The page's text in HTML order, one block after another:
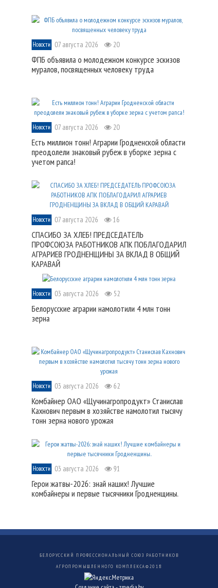
Новости 07 августа 2026 20
ФПБ объявила о молодежном конкурсе эскизов
муралов, посвященных человеку труда
Новости 07 августа 2026 20
Есть миллион тонн! Аграрии Гродненской области
преодолели знаковый рубеж в уборке зерна с
учетом рапса!
Новости 07 августа 2026 16
СПАСИБО ЗА ХЛЕБ! ПРЕДСЕДАТЕЛЬ
ПРОФСОЮЗА РАБОТНИКОВ АПК ПОБЛАГОДАРИЛ
АГРАРИЕВ ГРОДНЕНЩИНЫ ЗА ВКЛАД В ОБЩИЙ
КАРАВАЙ
Новости 03 августа 2026 52
Белорусские аграрии намолотили 4 млн тонн
зерна
Новости 03 августа 2026 62
Комбайнер ОАО «Щучинагропродукт» Станислав
Кахнович первым в хозяйстве намолотил тысячу
тонн зерна нового урожая
Новости 03 августа 2026 91
Герои жатвы-2026: знай наших! Лучшие
комбайнеры и первые тысячники Гродненщины.
БЕЛОРУССКИЙ ПРОФЕССИОНАЛЬНЫЙ СОЮЗ РАБОТНИКОВ
АГРОПРОМЫШЛЕННОГО КОМПЛЕКСА© 2018